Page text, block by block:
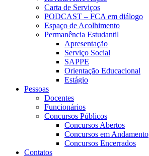
Carta de Serviços
PODCAST – FCA em diálogo
Espaço de Acolhimento
Permanência Estudantil
Apresentação
Serviço Social
SAPPE
Orientação Educacional
Estágio
Pessoas
Docentes
Funcionários
Concursos Públicos
Concursos Abertos
Concursos em Andamento
Concursos Encerrados
Contatos